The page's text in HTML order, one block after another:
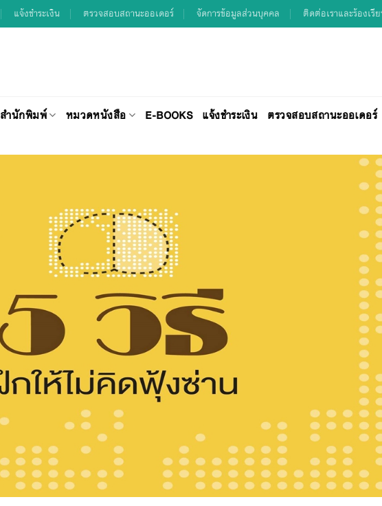
แจ้งชำระเงิน ตรวจสอบสถานะออเดอร์ จัดการข้อมูลส่วนบุคคล ติดต่อเราและร้องเรี
สำนักพิมพ์ หมวดหนังสือ E-BOOKS แจ้งชำระเงิน ตรวจสอบสถานะออเดอร์